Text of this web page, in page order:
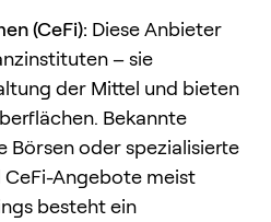
(CeFi): Diese Anbieter
– sie
der Mittel und bieten
Bekannte
Börsen oder spezialisierte
CeFi-Angebote meist
besteht ein